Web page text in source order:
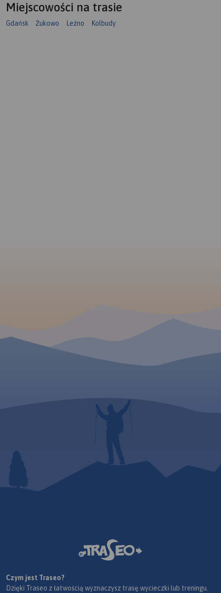
Miejscowości na trasie
Gdańsk Żukowo Leźno Kolbudy
Czym jest Traseo?
Dzięki Traseo z łatwością wyznaczysz trasę wycieczki lub treningu.